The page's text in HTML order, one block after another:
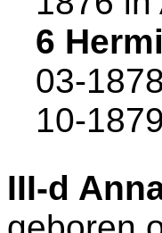
6
03-
10-
III-d